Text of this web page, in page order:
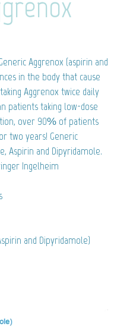
Aggrenox (aspirin and
in the body that cause
Aggrenox twice daily
patients taking low-dose
over 90% of patients
two years! Generic
Aspirin and Dipyridamole.
Ingelheim
and Dipyridamole)